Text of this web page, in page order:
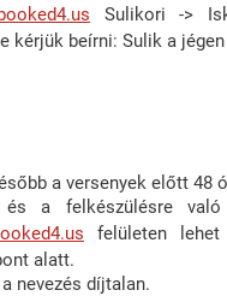
Sulikori ->
kérjük beírni: Sulik a
a versenyek előtt 48
és a felkészülésre
felületen
alatt.
nevezés díjtalan.